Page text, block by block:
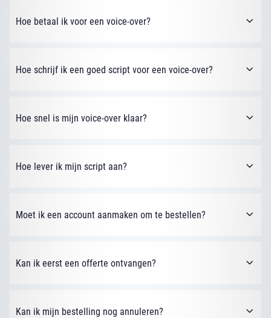
Hoe betaal ik voor een voice-over?
Hoe schrijf ik een goed script voor een voice-over?
Hoe snel is mijn voice-over klaar?
Hoe lever ik mijn script aan?
Moet ik een account aanmaken om te bestellen?
Kan ik eerst een offerte ontvangen?
Kan ik mijn bestelling nog annuleren?